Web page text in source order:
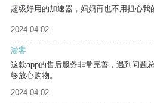
超级好用的加速器，妈妈再也不用担心我
2024-04-02
游客
这款app的售后服务非常完善，遇到问题
够放心购物。
2024-04-02